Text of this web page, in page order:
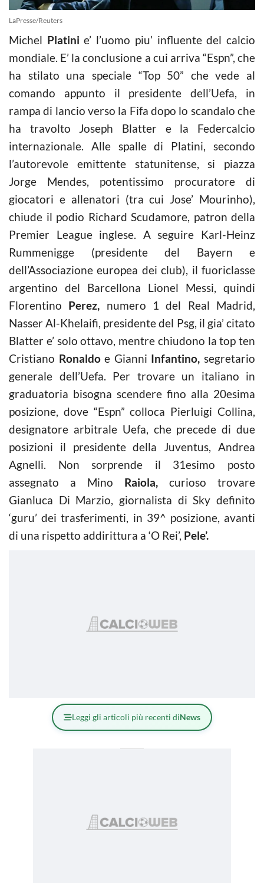
LaPresse/Reuters
Michel Platini e’ l’uomo piu’ influente delcalcio
mondiale. E’ la conclusione a cui arriva “Espn”, che
ha stilato una speciale “Top 50” che vede al
comando appunto il presidente dell’Uefa, in
rampa di lancio verso la Fifa dopo lo scandalo che
ha travolto Joseph Blatter e la Federcalcio
internazionale. Alle spalle di Platini, secondo
l’autorevole emittente statunitense, si piazza
Jorge Mendes, potentissimo procuratore di
giocatori e allenatori (tra cui Jose’ Mourinho),
chiude il podio Richard Scudamore, patron della
Premier League inglese. A seguire Karl-Heinz
Rummenigge (presidente del Bayern e
dell’Associazione europea dei club), il fuoriclasse
argentino del Barcellona Lionel Messi, quindi
Florentino Perez, numero 1 del Real Madrid,
Nasser Al-Khelaifi, presidente del Psg, il gia’ citato
Blatter e’ solo ottavo, mentre chiudono la top ten
Cristiano Ronaldoe Gianni Infantino, segretario
generale dell’Uefa. Per trovare un italiano in
graduatoria bisogna scendere fino alla 20esima
posizione, dove “Espn” colloca Pierluigi Collina,
designatore arbitrale Uefa, che precede di due
posizioni il presidente della Juventus, Andrea
Agnelli. Non sorprende il 31esimo posto
assegnato a Mino Raiola, curioso trovare
Gianluca Di Marzio, giornalista di Sky definito
‘guru’ dei trasferimenti, in 39^ posizione, avanti
di una rispetto addirittura a ‘O Rei’, Pele’.
Leggi gli articoli più recenti diNews